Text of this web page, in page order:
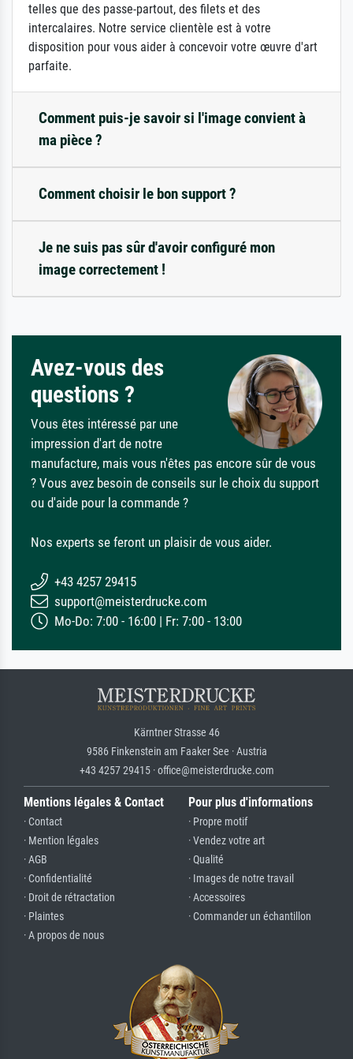
telles que des passe-partout, des filets et des
intercalaires. Notre service clientèle est à votre
disposition pour vous aider à concevoir votre œuvre d'art
parfaite.
Comment puis-je savoir si l'image convient à
ma pièce ?
Comment choisir le bon support ?
Je ne suis pas sûr d'avoir configuré mon
image correctement !
Avez-vous des
questions ?
Vous êtes intéressé par une
impression d'art de notre
manufacture, mais vous n'êtes pas encore sûr de vous
? Vous avez besoin de conseils sur le choix du support
ou d'aide pour la commande ?
Nos experts se feront un plaisir de vous aider.
+43 4257 29415
support@meisterdrucke.com
Mo-Do: 7:00 - 16:00 | Fr: 7:00 - 13:00
Kärntner Strasse 46
9586 Finkenstein am Faaker See · Austria
+43 4257 29415 · office@meisterdrucke.com
Mentions légales & Contact
· Contact
· Mention légales
· AGB
· Confidentialité
· Droit de rétractation
· Plaintes
· A propos de nous
Pour plus d'informations
· Propre motif
· Vendez votre art
· Qualité
· Images de notre travail
· Accessoires
· Commander un échantillon